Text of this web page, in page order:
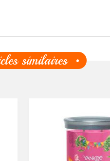
similaires